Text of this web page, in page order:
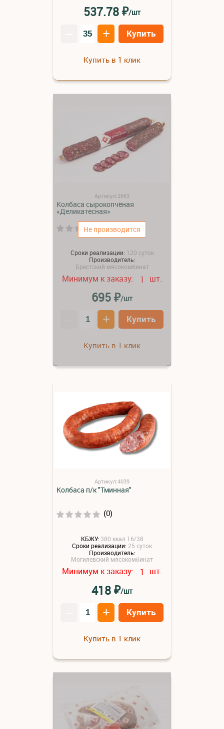
537.78₽/шт
+ Купить
Купить в 1 клик
Не производится
Артикул:2663
Колбаса сырокопчёная
«Деликатесная»
(0)
Сроки реализации: 120 суток
Производитель:
Брестский мясокомбинат
Минимум к заказу: 1 шт.
695₽/шт
+ Купить
Купить в 1 клик
Артикул:4039
Колбаса п/к "Тминная"
(0)
КБЖУ: 380 ккал 16/38
Сроки реализации: 25 суток
Производитель:
Могилевский мясокомбинат
Минимум к заказу: 1 шт.
418₽/шт
+ Купить
Купить в 1 клик